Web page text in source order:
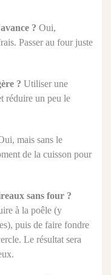
? Oui,
Passer au four juste
? Utiliser une
réduire un peu le
mais sans le
de la cuisson pour
sans four ?
à la poêle (y
puis de faire fondre
Le résultat sera